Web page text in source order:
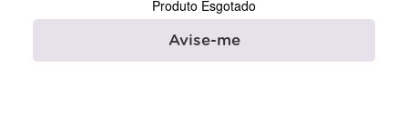
Produto Esgotado
Avise-me